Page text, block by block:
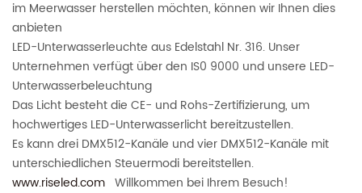
im Meerwasser herstellen möchten, können wir Ihnen dies
anbieten
LED-Unterwasserleuchte aus Edelstahl Nr. 316. Unser
Unternehmen verfügt über den IS0 9000 und unsere LED-
Unterwasserbeleuchtung
Das Licht besteht die CE- und Rohs-Zertifizierung, um
hochwertiges LED-Unterwasserlicht bereitzustellen.
Es kann drei DMX512-Kanäle und vier DMX512-Kanäle mit
unterschiedlichen Steuermodi bereitstellen.
www.riseled.com Willkommen bei Ihrem Besuch!